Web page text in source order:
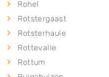
Rohel
Rotstergaast
Rotsterhaule
Rottevalle
Rottum